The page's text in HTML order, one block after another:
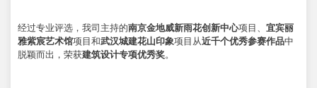
经过专业评选，我司主持的南京金地威新雨花创新中心项目、 宜宾丽
雅紫宸艺术馆项目和武汉城建花山印象项目从近千个优秀参赛作品中
脱颖而出，荣获建筑设计专项优秀奖。